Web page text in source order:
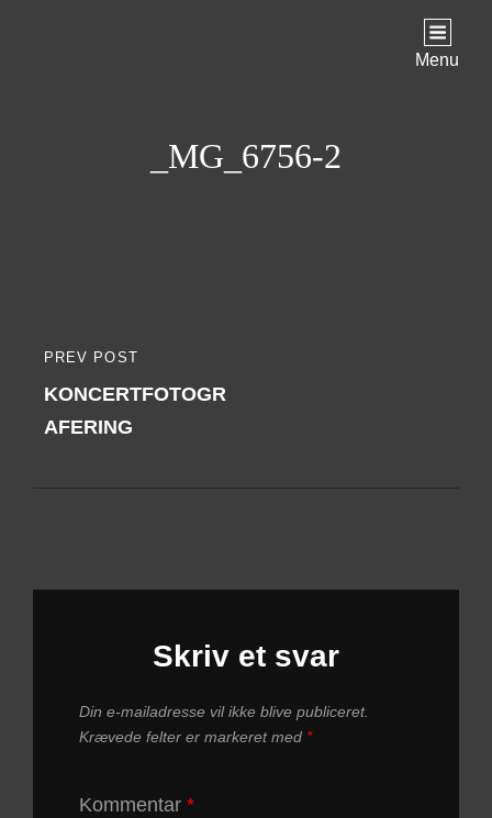
Menu
_MG_6756-2
Indlægsnavigation
PREVIOUS
POST
PREV POST
KONCERTFOTOGR
AFERING
Skriv et svar
Din e-mailadresse vil ikke blive publiceret.
Krævede felter er markeret med *
Kommentar *